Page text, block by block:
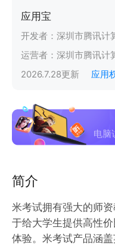
应用宝
开发者： 深圳市腾讯计
运营者： 深圳市腾讯计
2026.7.28更新 应用
电脑
简介
米考试拥有强大的师
于给大学生提供高性
体验。米考试产品涵